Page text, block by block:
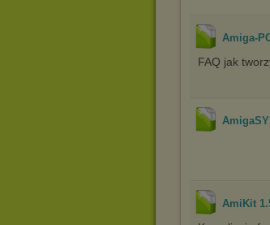
Amiga-
FAQ jak
AmiKit